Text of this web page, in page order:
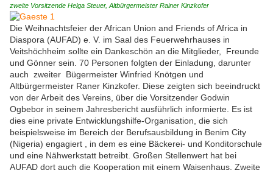
zweite Vorsitzende Helga Steuer, Altbürgermeister Rainer Kinzkofer
Die Weihnachtsfeier der African Union and Friends of Africa in
Diaspora (AUFAD) e. V. im Saal des Feuerwehrhauses in
Veitshöchheim sollte ein Dankeschön an die Mitglieder, Freunde
und Gönner sein. 70 Personen folgten der Einladung, darunter
auch zweiter Bügermeister Winfried Knötgen und
Altbürgermeister Raner Kinzkofer. Diese zeigten sich beeindruckt
von der Arbeit des Vereins, über die Vorsitzender Godwin
Ogbebor in seinem Jahresbericht ausführlich informierte. Es ist
dies eine private Entwicklungshilfe-Organisation, die sich
beispielsweise im Bereich der Berufsausbildung in Benim City
(Nigeria) engagiert , in dem es eine Bäckerei- und Konditorschule
und eine Nähwerkstatt betreibt. Großen Stellenwert hat bei
AUFAD dort auch die Kooperation mit einem Waisenhaus. Zweite